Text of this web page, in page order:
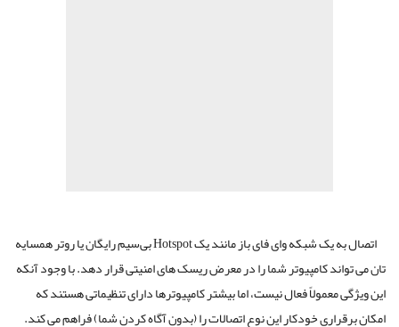
اتصال به یک شبکه وای فای باز مانند یک Hotspot بی‌سیم رایگان یا روتر همسایه
کامپیوتر شما را در معرض ریسک های امنیتی قرار دهد. با وجود آنکه
فعال نیست، اما بیشتر کامپیوترها دارای تنظیماتی هستند که
خودکار این نوع اتصالات را (بدون آگاه‌ کردن شما) فراهم می کند.